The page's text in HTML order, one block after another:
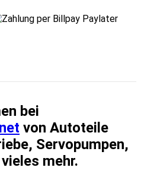
bei
von Autoteile
Servopumpen,
mehr.